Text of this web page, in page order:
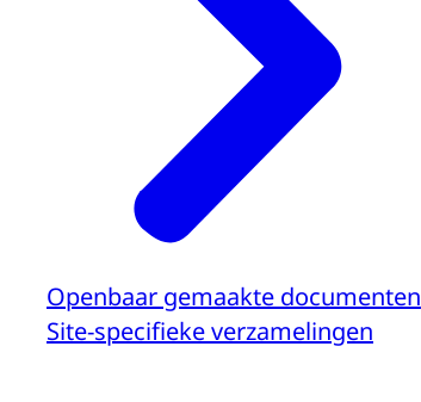
Openbaar gemaakte documenten
Site-specifieke verzamelingen